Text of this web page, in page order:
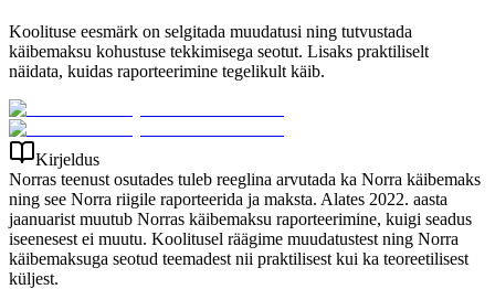
Koolituse eesmärk on selgitada muudatusi ning tutvustada
käibemaksu kohustuse tekkimisega seotut. Lisaks praktiliselt
näidata, kuidas raporteerimine tegelikult käib.
Kirjeldus
Norras teenust osutades tuleb reeglina arvutada ka Norra käibemaks
ning see Norra riigile raporteerida ja maksta. Alates 2022. aasta
jaanuarist muutub Norras käibemaksu raporteerimine, kuigi seadus
iseenesest ei muutu. Koolitusel räägime muudatustest ning Norra
käibemaksuga seotud teemadest nii praktilisest kui ka teoreetilisest
küljest.